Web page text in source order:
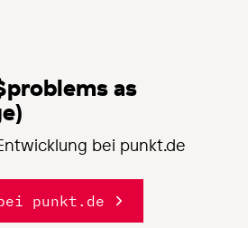
as
bei punkt.de
punkt.de